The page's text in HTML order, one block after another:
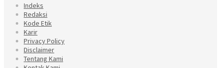
Indeks
Redaksi
Kode Etik
Karir
Privacy Policy
Disclaimer
Tentang Kami